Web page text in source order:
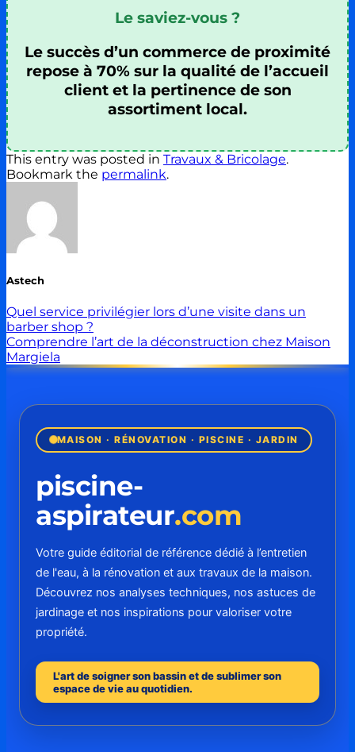
Le saviez-vous ?
Le succès d’un commerce de proximité
repose à 70% sur la qualité de l’accueil
client et la pertinence de son
assortiment local.
This entry was posted in Travaux & Bricolage.
Bookmark the permalink.
Astech
Quel service privilégier lors d’une visite dans un
barber shop ?
Comprendre l’art de la déconstruction chez Maison
Margiela
MAISON · RÉNOVATION · PISCINE · JARDIN
piscine-
aspirateur.com
Votre guide éditorial de référence dédié à l’entretien
de l'eau, à la rénovation et aux travaux de la maison.
Découvrez nos analyses techniques, nos astuces de
jardinage et nos inspirations pour valoriser votre
propriété.
L'art de soigner son bassin et de sublimer son
espace de vie au quotidien.